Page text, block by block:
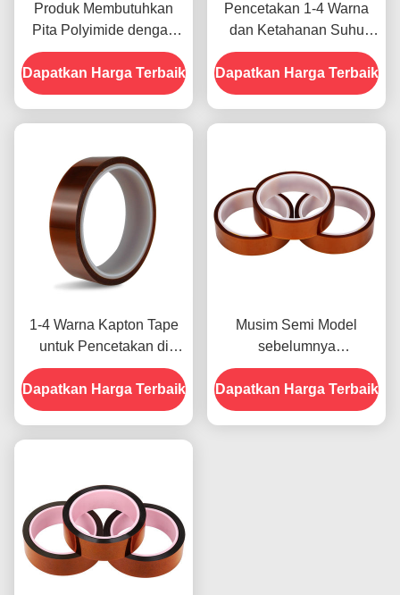
Produk Membutuhkan
Pita Polyimide dengan
Resistensi Tegangan
1000V
Dapatkan Harga Terbaik
Pencetakan 1-4 Warna
dan Ketahanan Suhu
-10C-80C Metode
Pembayaran Kartu Kredit
untuk Model Sebelumnya
Dapatkan Harga Terbaik
1-4 Warna Kapton Tape
untuk Pencetakan di
Bagian Depan
Dapatkan Harga Terbaik
Musim Semi Model
sebelumnya
menampilkan Ketahanan
Terhadap Kelembaban
dan Kekuatan Kupas
Dapatkan Harga Terbaik